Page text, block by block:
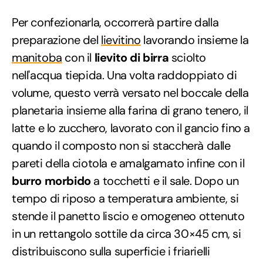
Per confezionarla, occorrerà partire dalla
preparazione del lievitino lavorando insieme la
manitoba con il lievito di birra sciolto
nell'acqua tiepida. Una volta raddoppiato di
volume, questo verrà versato nel boccale della
planetaria insieme alla farina di grano tenero, il
latte e lo zucchero, lavorato con il gancio fino a
quando il composto non si staccherà dalle
pareti della ciotola e amalgamato infine con il
burro morbidoa tocchetti e il sale. Dopo un
tempo di riposo a temperatura ambiente, si
stende il panetto liscio e omogeneo ottenuto
in un rettangolo sottile da circa 30×45 cm, si
distribuiscono sulla superficie i friarielli